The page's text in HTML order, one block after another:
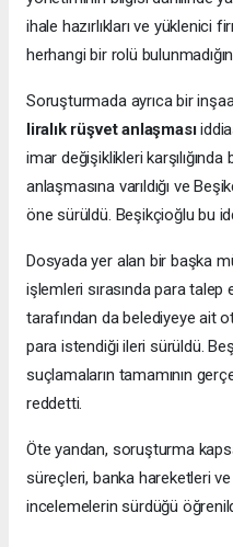
ihale hazırlıkları ve yüklenici
herhangi bir rolü
Soruşturmada ayrıca bir
liralık rüşvet anlaşması
imar değişiklikleri
anlaşmasına varıldığı ve
öne sürüldü. Beşikçioğlu bu
Dosyada yer alan bir başka
işlemleri sırasında para
tarafından da belediyeye ait
para istendiği ileri sürüldü.
suçlamaların tamamının
reddetti.
Öte yandan, soruşturma
süreçleri, banka hareketleri ve
incelemelerin sürdüğü